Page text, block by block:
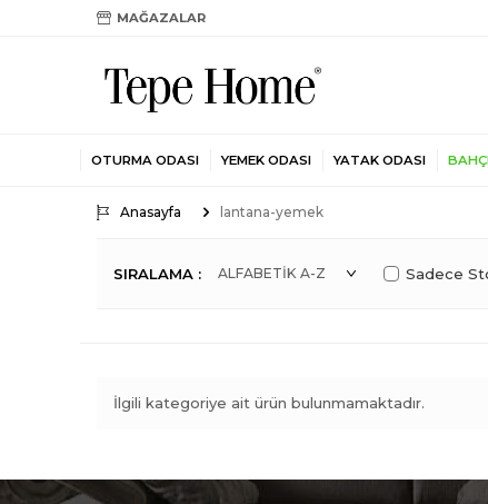
MAĞAZALAR
OTURMA ODASI YEMEK ODASI YATAK ODASI
Anasayfa lantana-yemek
SIRALAMA : Sadece
İlgili kategoriye ait ürün bulunmamaktadır.